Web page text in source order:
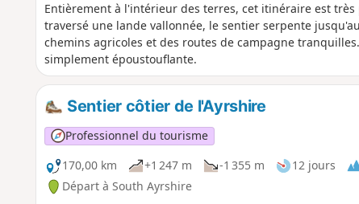
Entièrement à l'intérieur des terres, cet itinéraire est
traversé une lande vallonnée, le sentier serpente
chemins agricoles et des routes de campagne
simplement époustouflante.
Sentier côtier de l'Ayrshire
Professionnel du tourisme
170,00 km
+1 247 m -1 355 m 12 jours
Départ à South Ayrshire